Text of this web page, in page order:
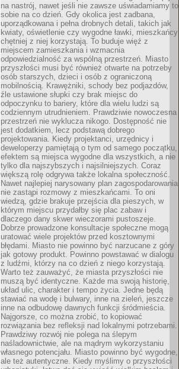
na nastrój, nawet jeśli nie zawsze uświadamiamy to
sobie na co dzień. Gdy okolica jest zadbana,
uporządkowana i pełna drobnych detali, takich jak
kwiaty, oświetlenie czy wygodne ławki, mieszkańcy
chętniej z niej korzystają. To buduje więź z
miejscem zamieszkania i wzmacnia
odpowiedzialność za wspólną przestrzeń. Miasto
przyszłości musi być również otwarte na potrzeby
osób starszych, dzieci i osób z ograniczoną
mobilnością. Krawężniki, schody bez podjazdów,
źle ustawione słupki czy brak miejsc do
odpoczynku to bariery, które dla wielu ludzi są
codziennym utrudnieniem. Prawdziwie nowoczesna
przestrzeń nie wyklucza nikogo. Dostępność nie
jest dodatkiem, lecz podstawą dobrego
projektowania. Kiedy projektanci, urzędnicy i
deweloperzy pamiętają o tym od samego początku,
efektem są miejsca wygodne dla wszystkich, a nie
tylko dla najszybszych i najsilniejszych. Coraz
większą rolę odgrywa także lokalna społeczność.
Nawet najlepiej narysowany plan zagospodarowania
nie zastąpi rozmowy z mieszkańcami. To oni
wiedzą, gdzie brakuje przejścia dla pieszych, w
którym miejscu przydałby się plac zabaw i
dlaczego dany skwer wieczorami pustoszeje.
Dobrze prowadzone konsultacje społeczne mogą
uratować wiele projektów przed kosztownymi
błędami. Miasto nie powinno być narzucane z góry
jak gotowy produkt. Powinno powstawać w dialogu
z ludźmi, którzy na co dzień z niego korzystają.
Warto też zauważyć, że miasta przyszłości nie
muszą być identyczne. Każde ma swoją historię,
układ ulic, charakter i tempo życia. Jedne będą
stawiać na wodę i bulwary, inne na zieleń, jeszcze
inne na odbudowę dawnych funkcji śródmieścia.
Najgorsze, co można zrobić, to kopiować
rozwiązania bez refleksji nad lokalnymi potrzebami.
Prawdziwy rozwój nie polega na ślepym
naśladownictwie, ale na mądrym wykorzystaniu
własnego potencjału. Miasto powinno być wygodne,
ale też autentyczne. Kiedy myślimy o przyszłości